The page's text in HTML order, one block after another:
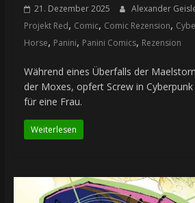
21. Dezember 2025 Alexander
Projekt Red, Comic, Comic Rezension,
Horse, Panini, Panini Comics, Rezension
Während eines Überfalls der
der Moxes, opfert Screw in Cyberpunk
für eine Frau.
Weiterlesen